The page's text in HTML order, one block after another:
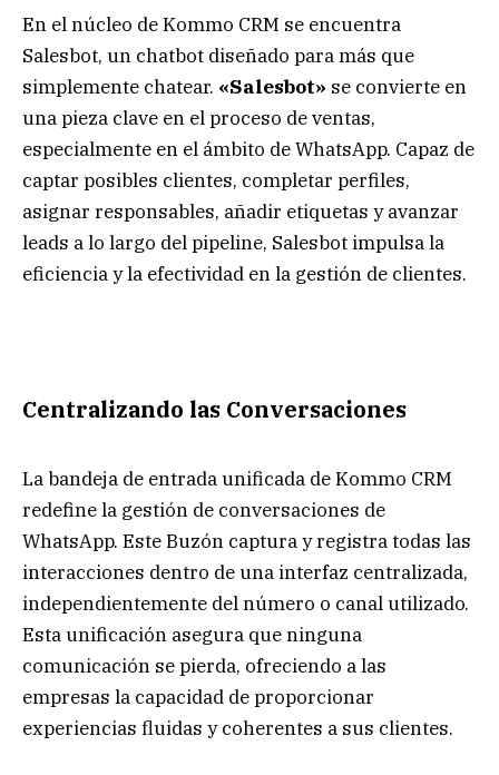
En el núcleo de Kommo CRM se encuentra
Salesbot, un chatbot diseñado para más que
simplemente chatear. «Salesbot» se convierte en
una pieza clave en el proceso de ventas,
especialmente en el ámbito de WhatsApp. Capaz de
captar posibles clientes, completar perfiles,
asignar responsables, añadir etiquetas y avanzar
leads a lo largo del pipeline, Salesbot impulsa la
eficiencia y la efectividad en la gestión de clientes.
Centralizando las Conversaciones
La bandeja de entrada unificada de Kommo CRM
redefine la gestión de conversaciones de
WhatsApp. Este Buzón captura y registra todas las
interacciones dentro de una interfaz centralizada,
independientemente del número o canal utilizado.
Esta unificación asegura que ninguna
comunicación se pierda, ofreciendo a las
empresas la capacidad de proporcionar
experiencias fluidas y coherentes a sus clientes.